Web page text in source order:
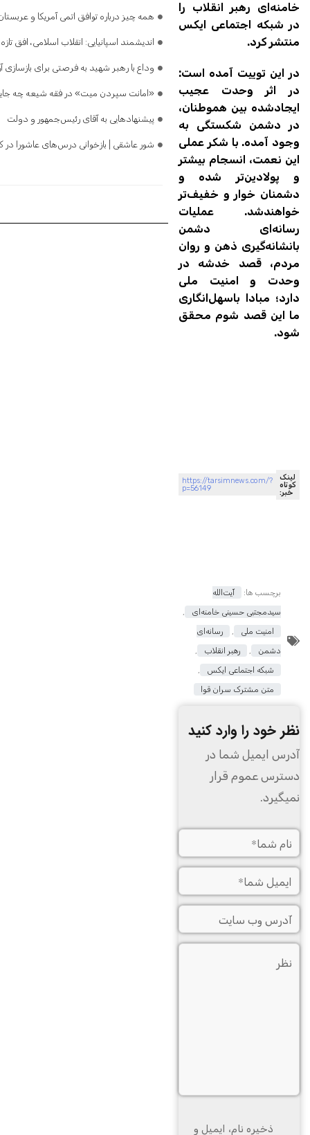
خامنه‌ای رهبر انقلاب را
در شبکه اجتماعی ایکس
منتشر کرد.
در این توییت آمده است:
در اثر وحدت عجیب
ایجادشده بین هموطنان،
در دشمن شکستگی به
وجود آمده. با شکر عملی
این نعمت، انسجام بیشتر
و پولادین‌تر شده و
دشمنان خوار و خفیف‌تر
خواهندشد. عملیات
رسانه‌ای دشمن
بانشانه‌گیری ذهن و روان
مردم، قصد خدشه در
وحدت و امنیت ملی
دارد؛ مبادا باسهل‌انگاری
ما این قصد شوم محقق
شود.
لینک
کوتاه
خبر:
https://tarsimnews.com/?
p=56149
برچسب ها:
آیت‌الله
سیدمجتبی حسینی خامنه‌ای
,
امنیت ملی
,
رسانه‌ای
دشمن
, رهبر انقلاب
,
شبکه اجتماعی ایکس
,
متن مشترک سران قوا
نظر خود را وارد کنید
آدرس ایمیل شما در
دسترس عموم قرار
نمیگیرد.
ذخیره نام، ایمیل و
همه چیز درباره توافق اتمی آمریکا و
اندیشمند اسپانیایی: انقلاب اسلامی،
وداع با رهبر شهید به فرصتی برای
«امانت سپردن میت» در فقه شیعه چه
پیشنهادهایی به آقای رئیس‌جمهور و دولت
شور عاشقی | بازخوانی درس‌های عاشورا در